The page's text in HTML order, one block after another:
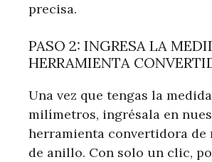
precisa.
PASO 2: INGRESA LA
HERRAMIENTA
Una vez que tengas la
milímetros, ingrésala en
herramienta convertidora de
de anillo. Con solo un clic,